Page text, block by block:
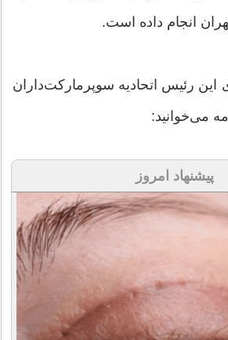
انجام داده است.
رئیس اتحادیه سوپرمارکت‌داران
می‌خوانید:
پیشنهاد امروز